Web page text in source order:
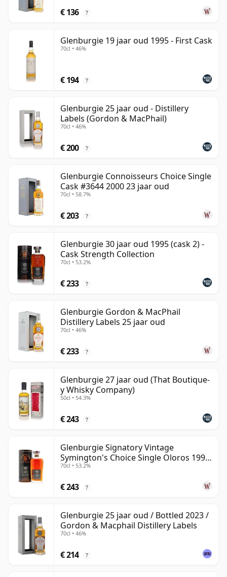
€ 136 ?
Glenburgie 19 jaar oud 1995 - First Cask
70cl • 46%
€ 194 ?
Glenburgie 25 jaar oud - Distillery
Labels (Gordon & MacPhail)
70cl • 46%
€ 200 ?
Glenburgie Connoisseurs Choice Single
Cask #3644 2000 23 jaar oud
70cl • 58.7%
€ 203 ?
Glenburgie 30 jaar oud 1995 (cask 2) -
Cask Strength Collection
70cl • 53.2%
€ 233 ?
Glenburgie Gordon & MacPhail
Distillery Labels 25 jaar oud
70cl • 46%
€ 233 ?
Glenburgie 27 jaar oud (That Boutique-
y Whisky Company)
50cl • 54.3%
€ 243 ?
Glenburgie Signatory Vintage
Symington's Choice Single Oloros 1995
30 jaar oud
70cl • 53.2%
€ 243 ?
Glenburgie 25 jaar oud / Bottled 2023 /
Gordon & Macphail Distillery Labels
70cl • 46%
€ 214 ?